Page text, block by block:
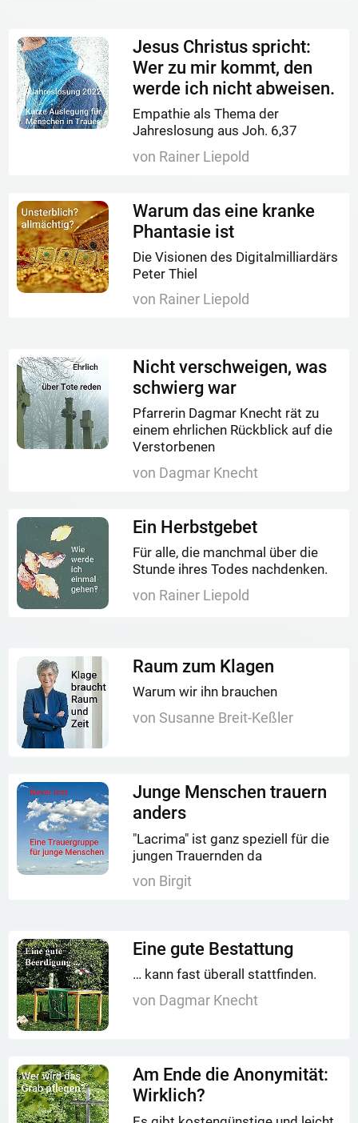
Jesus Christus spricht:
Wer zu mir kommt, den
werde ich nicht abweisen.
Empathie als Thema der
Jahreslosung aus Joh. 6,37
von Rainer Liepold
Warum das eine kranke
Phantasie ist
Die Visionen des Digitalmilliardärs
Peter Thiel
von Rainer Liepold
Nicht verschweigen, was
schwierg war
Pfarrerin Dagmar Knecht rät zu
einem ehrlichen Rückblick auf die
Verstorbenen
von Dagmar Knecht
Ein Herbstgebet
Für alle, die manchmal über die
Stunde ihres Todes nachdenken.
von Rainer Liepold
Raum zum Klagen
Warum wir ihn brauchen
von Susanne Breit-Keßler
Junge Menschen trauern
anders
"Lacrima" ist ganz speziell für die
jungen Trauernden da
von Birgit
Eine gute Bestattung
… kann fast überall stattfinden.
von Dagmar Knecht
Am Ende die Anonymität:
Wirklich?